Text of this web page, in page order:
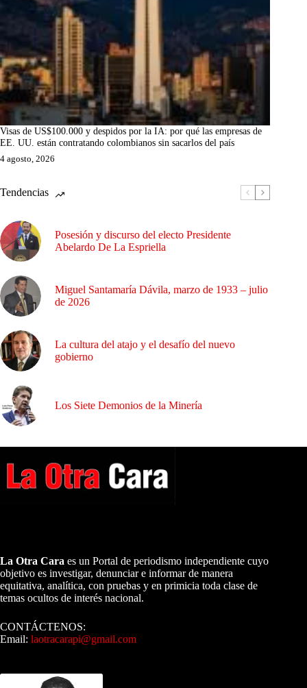
Visas de US$100.000 y despidos por la IA: por qué las empresas de
EE. UU. están contratando colombianos sin sacarlos del país
4 agosto, 2026
Tendencias
Posesión y discurso del electo Presidente
Abelardo De La Espriella
Miguel Santamaría Dávila, marzo de 1933 – julio
de 2026
La cultura del atajo y el desafío del nuevo
gobierno
Los Siete Demonios de la Minería
La Otra Cara es un Portal de periodismo independiente cuyo
objetivo es investigar, denunciar e informar de manera
equitativa, analítica, con pruebas y en primicia toda clase de
temas ocultos de interés nacional.
CONTÁCTENOS:
Email: laotracarapi@gmail.com